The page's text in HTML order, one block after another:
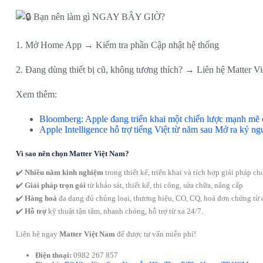
Bạn nên làm gì NGAY BÂY GIỜ?
1. Mở Home App → Kiểm tra phần Cập nhật hệ thống
2. Đang dùng thiết bị cũ, không tương thích? → Liên hệ Matter
Xem thêm:
Bloomberg: Apple đang triển khai một chiến lược mạnh
Apple Intelligence hỗ trợ tiếng Việt từ năm sau Mở ra kỷ
Vì sao nên chọn Matter Việt Nam?
✔️ Nhiều năm kinh nghiệm trong thiết kế, triển khai và tích hợp giải pháp
✔️ Giải pháp trọn gói từ khảo sát, thiết kế, thi công, sửa chữa, nâng cấp
✔️ Hàng hoá đa dạng đủ chủng loại, thương hiệu, CO, CQ, hoá đơn chứng từ
✔️ Hỗ trợ kỹ thuật tận tâm, nhanh chóng, hỗ trợ từ xa 24/7.
Liên hệ ngay Matter Việt Nam để được tư vấn miễn phí!
Điện thoại: 0982 267 857